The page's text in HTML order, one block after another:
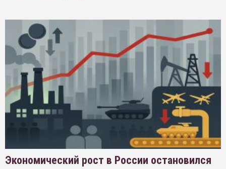
Экономический рост в России остановился